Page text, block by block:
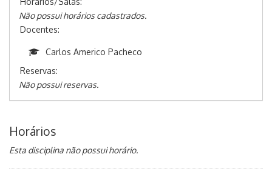
Não possui horários cadastrados.
Docentes:
Carlos Americo Pacheco
Reservas:
Não possui reservas.
Horários
Esta disciplina não possui horário.